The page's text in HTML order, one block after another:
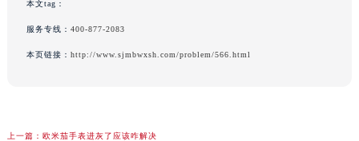
本文tag：
服务专线： 400-877-2083
本页链接： http://www.sjmbwxsh.com/problem/566.html
上一篇： 欧米茄手表进灰了应该咋解决